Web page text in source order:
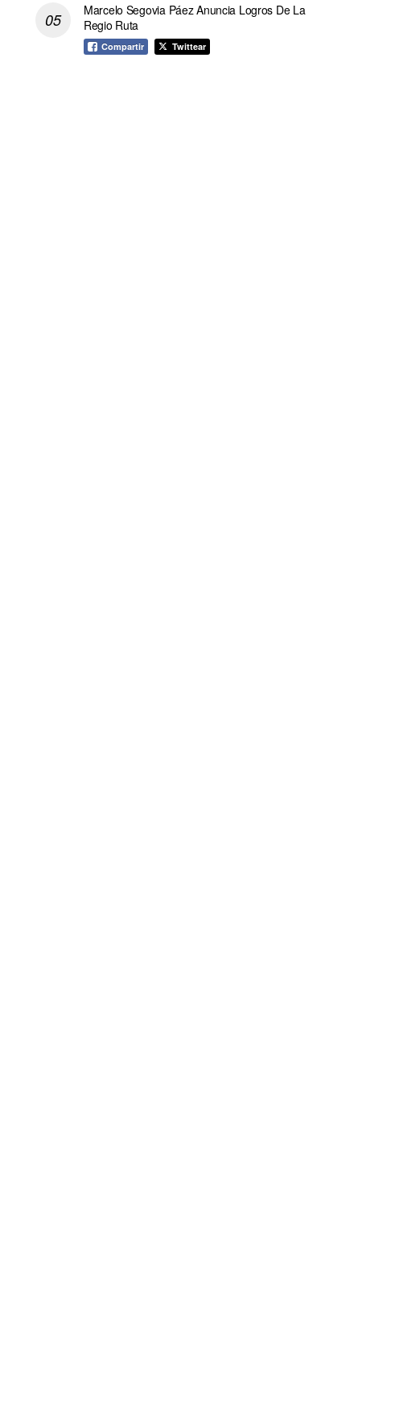
Marcelo Segovia Páez Anuncia Logros De La
Regio Ruta
Compartir Twittear